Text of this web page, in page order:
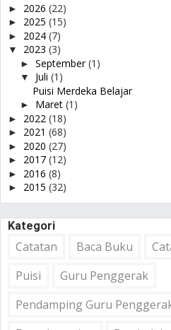
► 2026 (22)
► 2025 (15)
► 2024 (7)
▼ 2023 (3)
► September(1)
▼ Juli (1)
Puisi Merdeka Belajar
► Maret (1)
► 2022 (18)
► 2021 (68)
► 2020 (27)
► 2017 (12)
► 2016 (8)
► 2015 (32)
Kategori
Catatan Baca Buku
Puisi
Guru Penggerak
Pendamping Guru